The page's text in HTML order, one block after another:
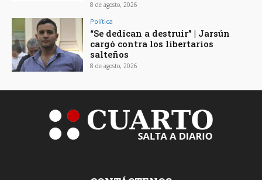
8 de agosto, 2026
Política
“Se dedican a destruir” | Jarsún
cargó contra los libertarios
salteños
8 de agosto, 2026